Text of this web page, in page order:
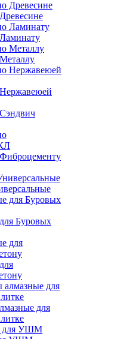
Буровых
для